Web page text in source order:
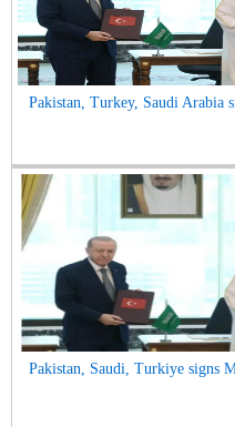
Pakistan, Turkey, Saudi Arabia
Pakistan, Saudi, Turkiye signs